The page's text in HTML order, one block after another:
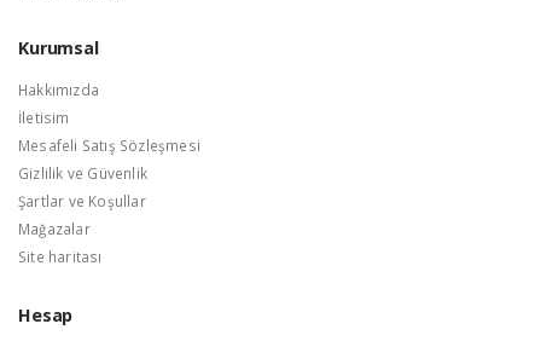
Kurumsal
Hakkımızda
İletisim
Mesafeli Satış Sözleşmesi
Gizlilik ve Güvenlik
Şartlar ve Koşullar
Mağazalar
Site haritası
Hesap